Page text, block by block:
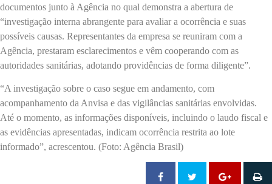
documentos junto à Agência no qual demonstra a abertura de
“investigação interna abrangente para avaliar a ocorrência e suas
possíveis causas. Representantes da empresa se reuniram com a
Agência, prestaram esclarecimentos e vêm cooperando com as
autoridades sanitárias, adotando providências de forma diligente”.
“A investigação sobre o caso segue em andamento, com
acompanhamento da Anvisa e das vigilâncias sanitárias envolvidas.
Até o momento, as informações disponíveis, incluindo o laudo fiscal e
as evidências apresentadas, indicam ocorrência restrita ao lote
informado”, acrescentou. (Foto: Agência Brasil)